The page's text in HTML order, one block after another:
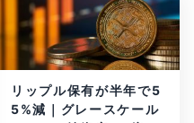
リップル保有が半年で5
5%減｜グレースケール